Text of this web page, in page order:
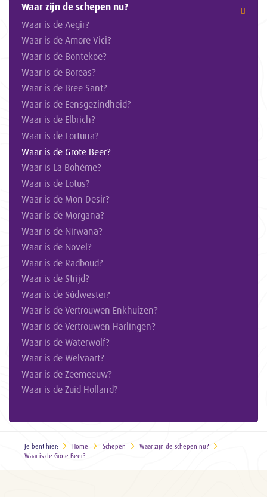
Waar zijn de schepen nu?
Waar is de Aegir?
Waar is de Amore Vici?
Waar is de Bontekoe?
Waar is de Boreas?
Waar is de Bree Sant?
Waar is de Eensgezindheid?
Waar is de Elbrich?
Waar is de Fortuna?
Waar is de Grote Beer?
Waar is La Bohème?
Waar is de Lotus?
Waar is de Mon Desir?
Waar is de Morgana?
Waar is de Nirwana?
Waar is de Novel?
Waar is de Radboud?
Waar is de Strijd?
Waar is de Sûdwester?
Waar is de Vertrouwen Enkhuizen?
Waar is de Vertrouwen Harlingen?
Waar is de Waterwolf?
Waar is de Welvaart?
Waar is de Zeemeeuw?
Waar is de Zuid Holland?
Je bent hier: Home Schepen
Waar zijn de schepen nu?
Waar is de Grote Beer?